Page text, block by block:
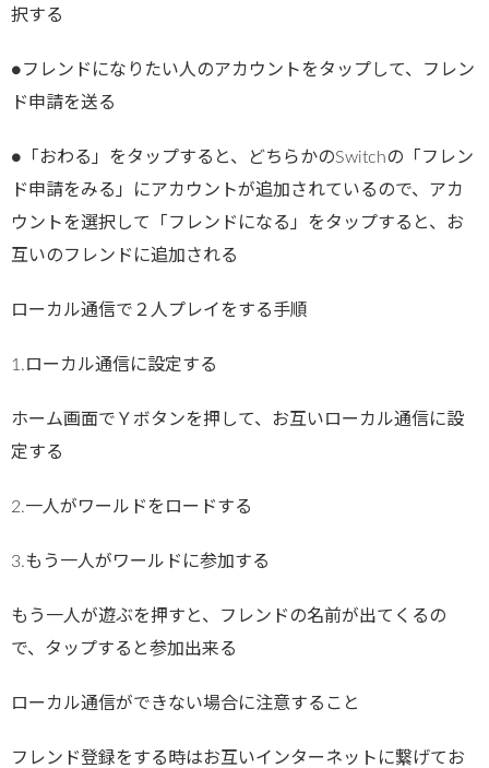
択する
●フレンドになりたい人のアカウントをタップして、フレン
ド申請を送る
●「おわる」をタップすると、どちらかのSwitchの「フレン
ド申請をみる」にアカウントが追加されているので、アカ
ウントを選択して「フレンドになる」をタップすると、お
互いのフレンドに追加される
ローカル通信で２人プレイをする手順
1.ローカル通信に設定する
ホーム画面でＹボタンを押して、お互いローカル通信に設
定する
2.一人がワールドをロードする
3.もう一人がワールドに参加する
もう一人が遊ぶを押すと、フレンドの名前が出てくるの
で、タップすると参加出来る
ローカル通信ができない場合に注意すること
フレンド登録をする時はお互いインターネットに繋げてお